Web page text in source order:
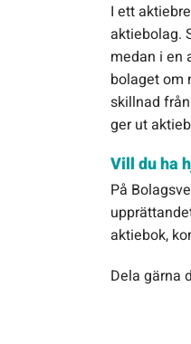
I ett
aktiebolag.
medan i en
bolaget om
skillnad
ger ut
Vill du ha
På
aktiebok,
Dela gärna